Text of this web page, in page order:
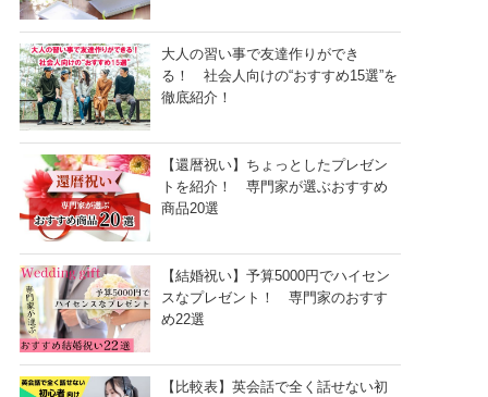
大人の習い事で友達作りができ
る！ 社会人向けの“おすすめ15選”を
徹底紹介！
【還暦祝い】ちょっとしたプレゼン
トを紹介！ 専門家が選ぶおすすめ
商品20選
【結婚祝い】予算5000円でハイセン
スなプレゼント！ 専門家のおすす
め22選
【比較表】英会話で全く話せない初